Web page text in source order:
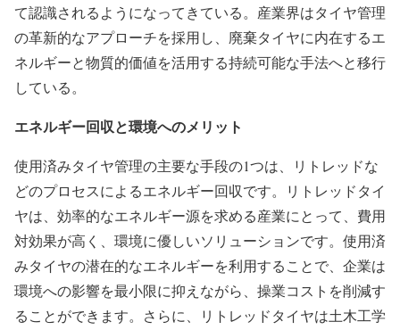
て認識されるようになってきている。産業界はタイヤ管理
の革新的なアプローチを採用し、廃棄タイヤに内在するエ
ネルギーと物質的価値を活用する持続可能な手法へと移行
している。
エネルギー回収と環境へのメリット
使用済みタイヤ管理の主要な手段の1つは、リトレッドな
どのプロセスによるエネルギー回収です。リトレッドタイ
ヤは、効率的なエネルギー源を求める産業にとって、費用
対効果が高く、環境に優しいソリューションです。使用済
みタイヤの潜在的なエネルギーを利用することで、企業は
環境への影響を最小限に抑えながら、操業コストを削減す
ることができます。さらに、リトレッドタイヤは土木工学